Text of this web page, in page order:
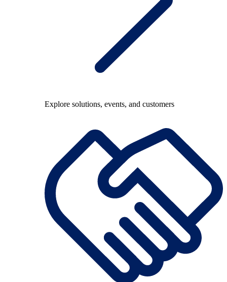
Explore solutions, events, and customers